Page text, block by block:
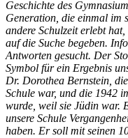
Ge­schichte des
Ge­ne­­ration, die einmal im
andere Schul­zeit erlebt
auf die Suche begeben.
Ant­wor­ten ge­sucht. Der
Symbol für ein Ergebnis
Dr. Dorothea Bernstein,
Schule war, und die 1942
wurde, weil sie Jüdin war.
unsere Schule
haben. Er soll mit seinen